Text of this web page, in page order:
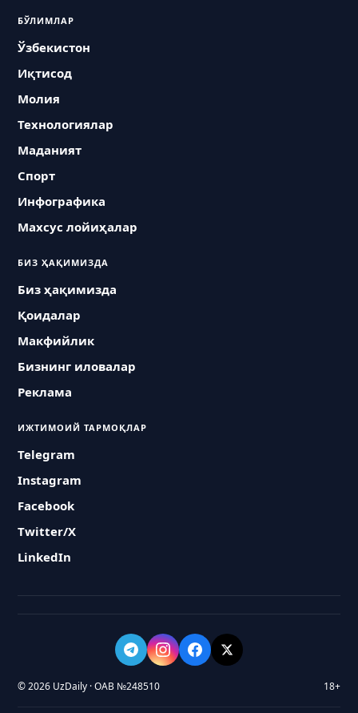
БЎЛИМЛАР
Ўзбекистон
Иқтисод
Молия
Технологиялар
Маданият
Спорт
Инфографика
Махсус лойиҳалар
БИЗ ҲАҚИМИЗДА
Биз ҳақимизда
Қоидалар
Макфийлик
Бизнинг иловалар
Реклама
ИЖТИМОИЙ ТАРМОҚЛАР
Telegram
Instagram
Facebook
Twitter/X
LinkedIn
© 2026 UzDaily · ОАВ №248510 18+